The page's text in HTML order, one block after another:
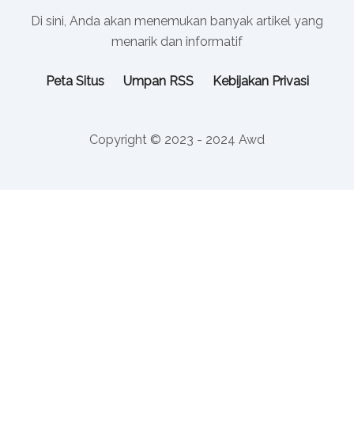
Di sini, Anda akan menemukan banyak artikel yang
menarik dan informatif
Peta Situs Umpan RSS Kebijakan Privasi
Copyright © 2023 - 2024 Awd